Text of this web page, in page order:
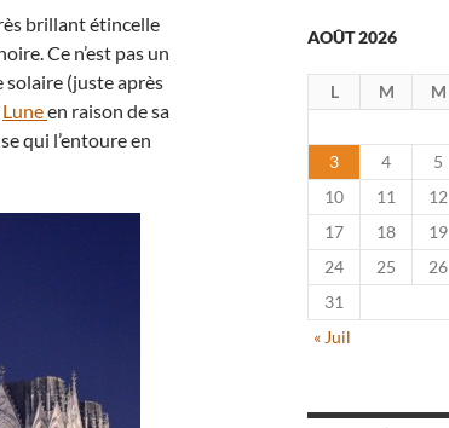
brillant étincelle
Ce n’est pas un
solaire (juste après
Luneen raison de sa
qui l’entoure en
AOÛT 2026
L M M
3
4 5
10
11 12
17
18 19
24
25 26
31
« Juil